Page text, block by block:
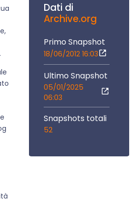
Dati di
Archive.org
Primo Snapshot
18/06/2012 16:03
Ultimo Snapshot
05/01/2025
06:03
Snapshots totali
52